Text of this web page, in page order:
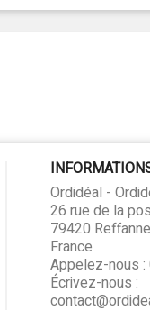
Ordidéal -
26 rue de la
79420
France
Appelez-nous :
Écrivez-nous :